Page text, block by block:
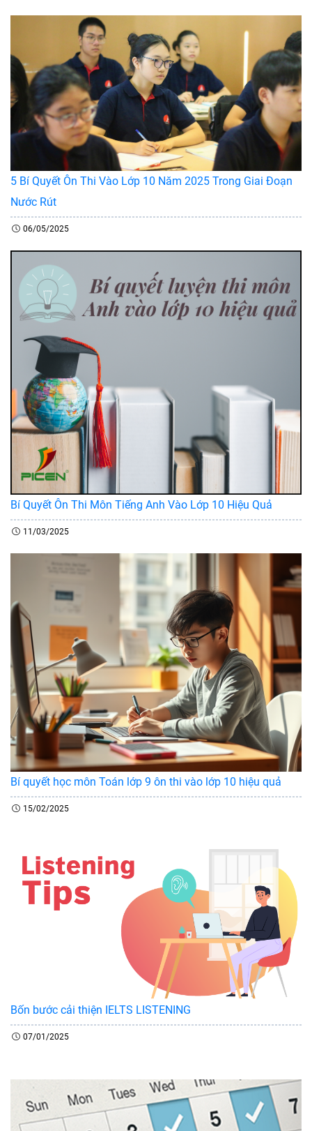
5 Bí Quyết Ôn Thi Vào Lớp 10 Năm 2025 Trong Giai Đoạn
Nước Rút
06/05/2025
Bí Quyết Ôn Thi Môn Tiếng Anh Vào Lớp 10 Hiệu Quả
11/03/2025
Bí quyết học môn Toán lớp 9 ôn thi vào lớp 10 hiệu quả
15/02/2025
Bốn bước cải thiện IELTS LISTENING
07/01/2025